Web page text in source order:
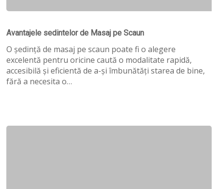
sedintelor
de
Masaj
pe
Scaun
Avantajele sedintelor de Masaj pe Scaun
O ședință de masaj pe scaun poate fi o alegere
excelentă pentru oricine caută o modalitate rapidă,
accesibilă și eficientă de a-și îmbunătăți starea de bine,
fără a necesita o…